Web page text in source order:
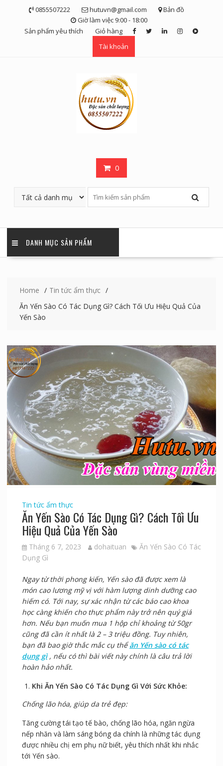
0855507222 hutuvn@gmail.com
Bản đồ
Giờ làm việc 9:00 - 18:00
Sản phẩm yêu thích
Giỏ hàng
Tài khoản
0
DANH MỤC SẢN PHẨM
Home
Tin tức ẩm thực
Ăn Yến Sào Có Tác Dụng Gì? Cách Tối Ưu Hiệu Quả Của
Yến Sào
Tin tức ẩm thực
Ăn Yến Sào Có Tác Dụng Gì? Cách Tối Ưu
Hiệu Quả Của Yến Sào
Tháng 6 7, 2023 dohaituan
Ăn Yến Sào Có Tác
Dụng Gì
Ngay từ thời phong kiến, Yến sào đã được xem là
món cao lương mỹ vị với hàm lượng dinh dưỡng cao
hiếm có. Tới nay, sự xác nhận từ các báo cao khoa
học càng khiến cho thực phẩm này trở nên quý giá
hơn. Nếu bạn muốn mua 1 hộp chỉ khoảng từ 50gr
cũng đã cần ít nhất là 2 – 3 triệu đồng. Tuy nhiên,
bạn đã bao giờ thắc mắc cụ thểăn Yến sào có tác
dụng gì , nếu có thì bài viết này chính là câu trả lời
hoàn hảo nhất.
Khi Ăn Yến Sào Có Tác Dụng Gì Với Sức Khỏe:
Chống lão hóa, giúp da trẻ đẹp:
Tăng cường tái tạo tế bào, chống lão hóa, ngăn ngừa
nếp nhăn và làm sáng bóng da chính là những tác dụng
được nhiều chị em phụ nữ biết, yêu thích nhất khi nhắc
tới Yến sào.